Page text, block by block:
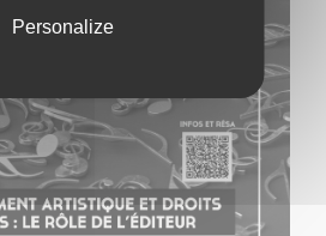
Personalize